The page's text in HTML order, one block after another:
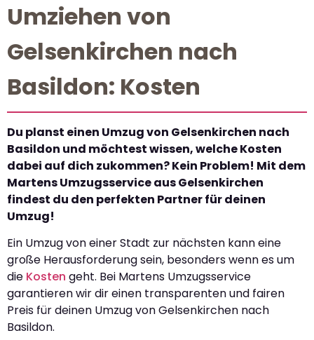
Umziehen von
Gelsenkirchen nach
Basildon: Kosten
Du planst einen Umzug von Gelsenkirchen nach
Basildon und möchtest wissen, welche Kosten
dabei auf dich zukommen? Kein Problem! Mit dem
Martens Umzugsservice aus Gelsenkirchen
findest du den perfekten Partner für deinen
Umzug!
Ein Umzug von einer Stadt zur nächsten kann eine
große Herausforderung sein, besonders wenn es um
die Kosten geht. Bei Martens Umzugsservice
garantieren wir dir einen transparenten und fairen
Preis für deinen Umzug von Gelsenkirchen nach
Basildon.